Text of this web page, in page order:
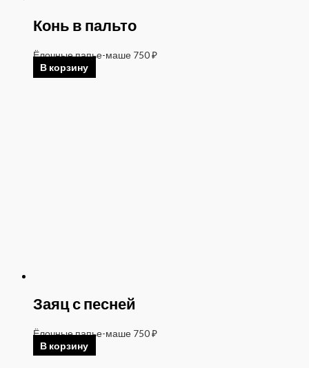
Конь в пальто
Ёлочные папье-маше 750₽
В корзину
Заяц с песней
Ёлочные папье-маше 750₽
В корзину